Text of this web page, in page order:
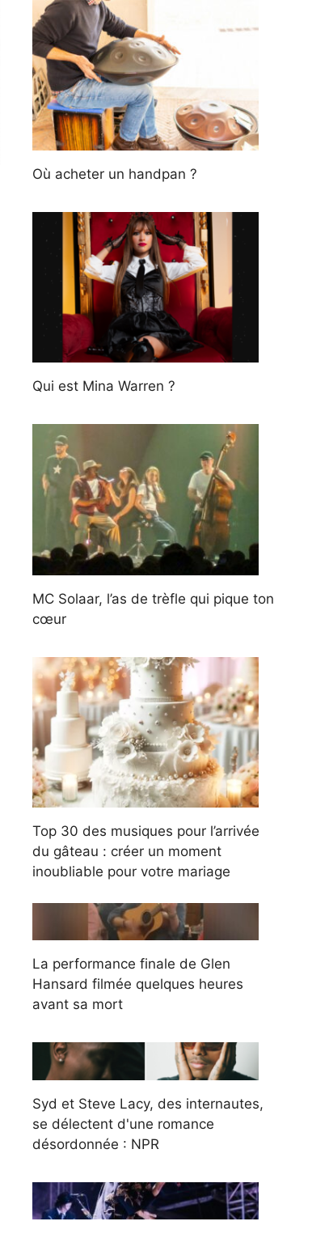
Où acheter un handpan ?
Qui est Mina Warren ?
MC Solaar, l’as de trèfle qui pique ton
cœur
Top 30 des musiques pour l’arrivée
du gâteau : créer un moment
inoubliable pour votre mariage
La performance finale de Glen
Hansard filmée quelques heures
avant sa mort
Syd et Steve Lacy, des internautes,
se délectent d'une romance
désordonnée : NPR